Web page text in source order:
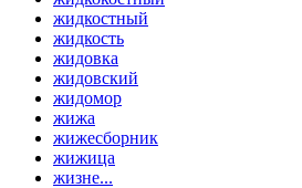
жидкостный
жидкость
жидовка
жидовский
жидомор
жижа
жижесборник
жижица
жизне...